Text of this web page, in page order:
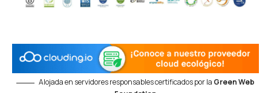
Alojada en servidores responsables certificados por la Green Web